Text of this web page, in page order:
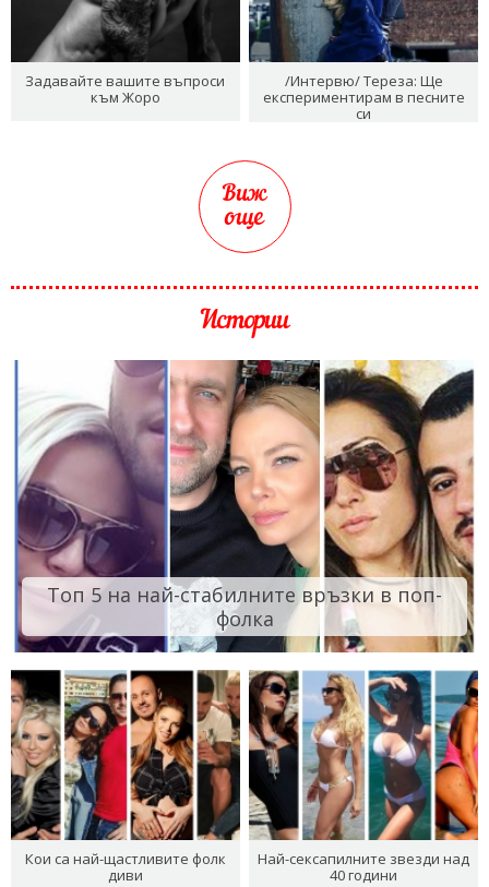
Задавайте вашите въпроси
към Жоро
/Интервю/ Тереза: Ще
експериментирам в песните
си
Виж
още
Истории
Топ 5 на най-стабилните връзки в поп-
фолка
Кои са най-щастливите фолк
диви
Най-сексапилните звезди над
40 години